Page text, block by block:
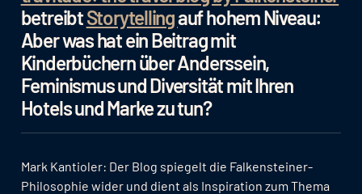
betreibtStorytellingauf hohem Niveau:
Aber was hat ein Beitrag mit
Kinderbüchern über Anderssein,
Feminismus und Diversität mit Ihren
Hotels und Marke zu tun?
Mark Kantioler: Der Blog spiegelt die Falkensteiner-
Philosophie wider und dient als Inspiration zum Thema